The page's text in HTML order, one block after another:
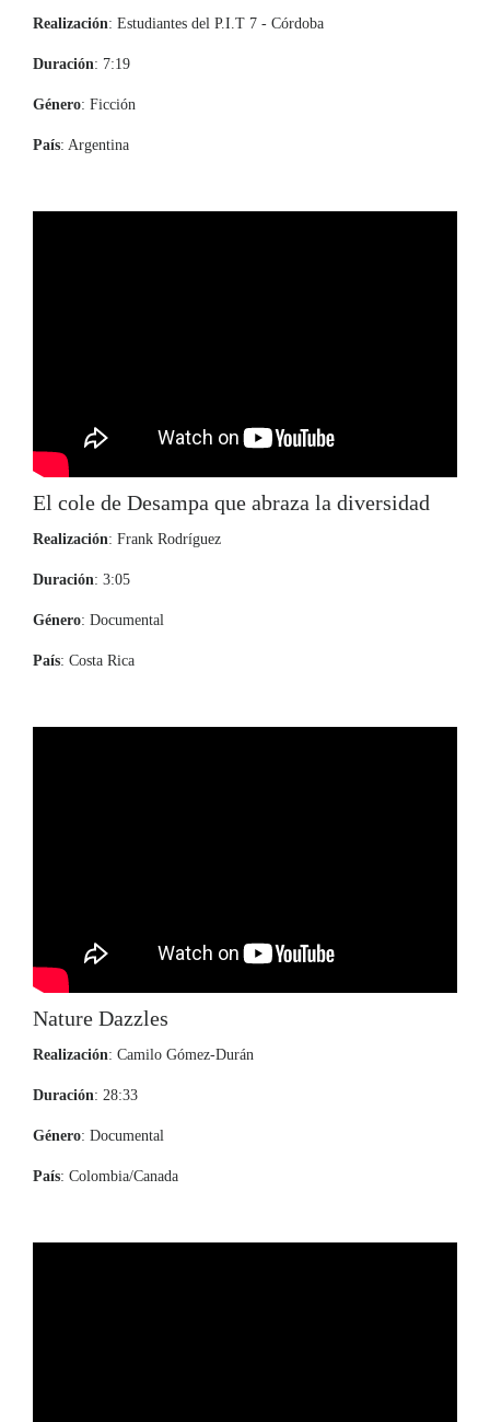
Realización: Estudiantes del P.I.T 7 - Córdoba
Duración: 7:19
Género: Ficción
País: Argentina
El cole de Desampa que abraza la diversidad
Realización: Frank Rodríguez
Duración: 3:05
Género: Documental
País: Costa Rica
Nature Dazzles
Realización: Camilo Gómez-Durán
Duración: 28:33
Género: Documental
País: Colombia/Canada